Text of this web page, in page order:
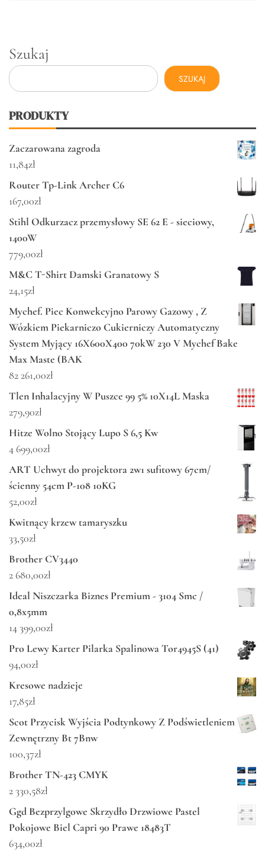
Szukaj
SZUKAJ
PRODUKTY
Zaczarowana zagroda
11,84zł
Router Tp-Link Archer C6
167,00zł
Stihl Odkurzacz przemysłowy SE 62 E - sieciowy,
1400W
779,00zł
M&C T-Shirt Damski Granatowy S
24,15zł
Mychef. Piec Konwekcyjno Parowy Gazowy , Z
Wózkiem Piekarniczo Cukierniczy Automatyczny
System Myjący 16X600X400 70kW 230 V Mychef Bake
Max Maste (BAK
82 261,00zł
Tlen Inhalacyjny W Puszce 99 5% 10X14L Maska
279,90zł
Hitze Wolno Stojący Lupo S 6,5 Kw
4 699,00zł
ART Uchwyt do projektora 2w1 sufitowy 67cm/
ścienny 54cm P-108 10KG
52,00zł
Kwitnący krzew tamaryszku
33,50zł
Brother CV3440
2 680,00zł
Ideal Niszczarka Biznes Premium - 3104 Smc /
0,8x5mm
14 399,00zł
Pro Lewy Karter Pilarka Spalinowa Tor4945S (41)
94,00zł
Kresowe nadzieje
17,85zł
Scot Przycisk Wyjścia Podtynkowy Z Podświetleniem
Zewnętrzny Bt 7Bnw
100,37zł
Brother TN-423 CMYK
2 330,58zł
Ggd Bezprzylgowe Skrzydło Drzwiowe Pastel
Pokojowe Biel Capri 90 Prawe 18483T
634,00zł